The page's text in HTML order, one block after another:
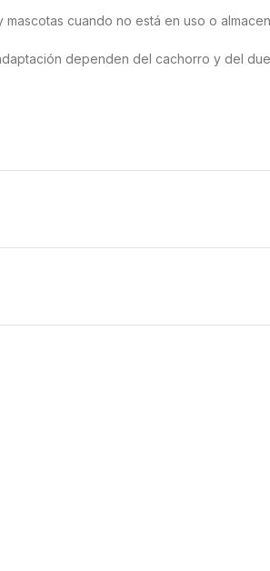
cuando no está en uso o
dependen del cachorro y del